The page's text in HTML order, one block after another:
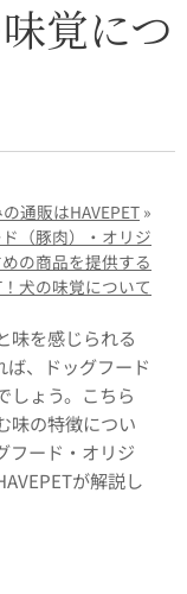
覚につ
通販はHAVEPET »
（豚肉）・オリジ
の商品を提供する
！犬の味覚について
味を感じられる
ば、ドッグフード
しょう。こちら
味の特徴につい
フード・オリジ
が解説し